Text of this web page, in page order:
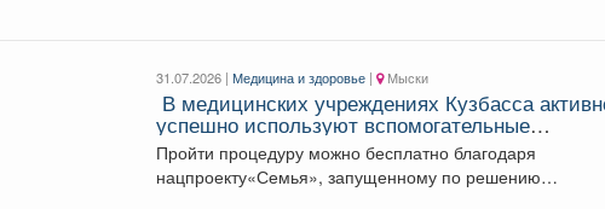
31.07.2026 | Медицина и здоровье | Мыски
В медицинских учреждениях Кузбасса
успешно используют вспомогательные
репродуктивные технологии, в том числе ЭКО
Пройти процедуру можно бесплатно благодаря
нацпроекту«Семья», запущенному по решению